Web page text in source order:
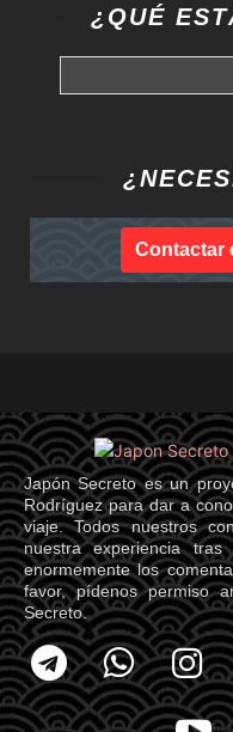
¿QUÉ
Contactar
Japón Secreto es un
Rodríguez para dar a
viaje. Todos nuestros
nuestra experiencia
enormemente los
favor, pídenos permiso
Secreto.